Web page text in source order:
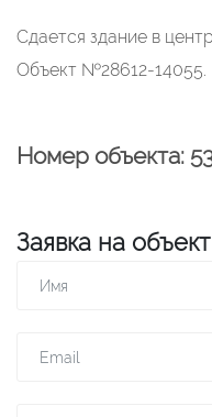
Сдается здание в
Объект №28612-14055.
Номер объекта:
Заявка на объект